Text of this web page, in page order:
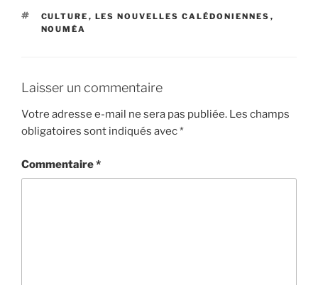
ÉTIQUETTES
CULTURE , LES NOUVELLES CALÉDONIENNES ,
NOUMÉA
Laisser un commentaire
Votre adresse e-mail ne sera pas publiée. Les champs
obligatoires sont indiqués avec*
Commentaire*